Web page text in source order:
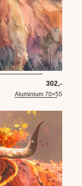
302,-
Aluminium 70×55